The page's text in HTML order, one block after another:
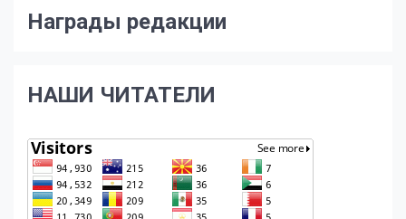
Награды редакции
НАШИ ЧИТАТЕЛИ